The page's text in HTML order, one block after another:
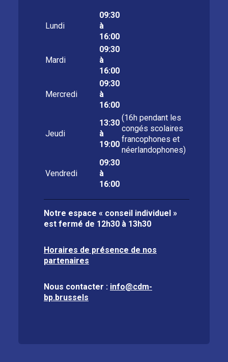
Lundi
09:30
à
16:00
Mardi
09:30
à
16:00
Mercredi
09:30
à
16:00
Jeudi
13:30
à
19:00
(16h pendant les
congés scolaires
francophones et
néerlandophones)
Vendredi
09:30
à
16:00
Notre espace « conseil individuel »
est fermé de 12h30 à 13h30
Horaires de présence de nos
partenaires
Nous contacter : info@cdm-
bp.brussels